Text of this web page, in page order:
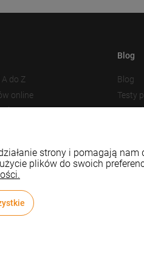
do Z
online
Blog
Blog
Testy
strony i pomagają
plików do swoich